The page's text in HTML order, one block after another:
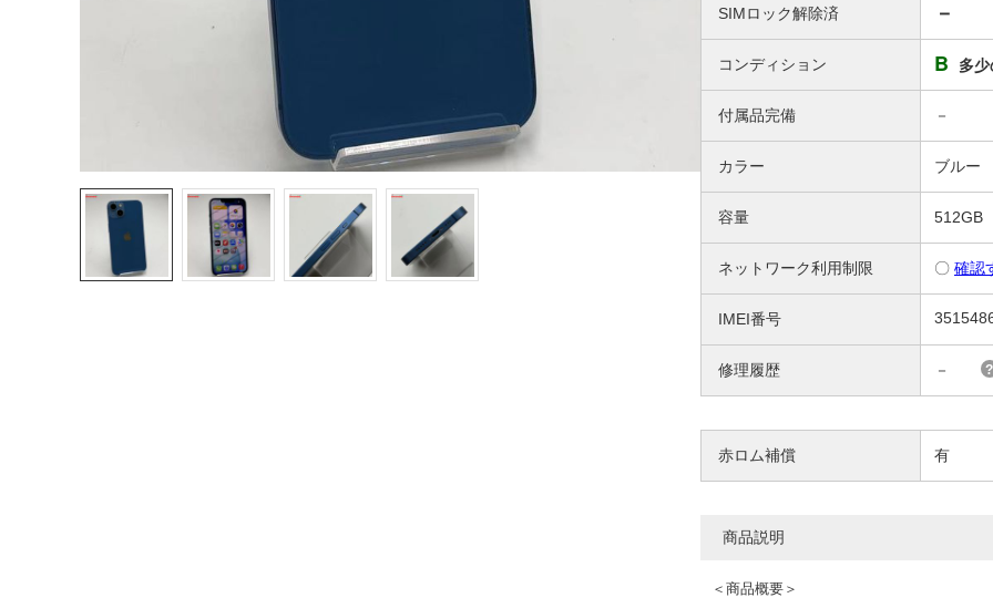
SIMロック解除済 －
コンディション B 多
付属品完備 －
カラー ブルー
容量 512GB
ネットワーク利用制限 〇 確認
IMEI番号
修理履歴 － ?
赤ロム補償 有
商品説明
＜商品概要＞